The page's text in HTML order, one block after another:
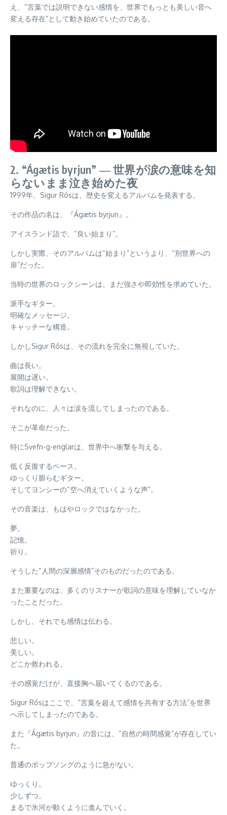
え、“言葉では説明できない感情を、世界でもっとも美しい音へ
変える存在”として動き始めていたのである。
2. “Ágætis byrjun” ― 世界が涙の意味を知
らないまま泣き始めた夜
1999年、Sigur Rósは、歴史を変えるアルバムを発表する。
その作品の名は、『Ágætis byrjun』。
アイスランド語で、“良い始まり”。
しかし実際、そのアルバムは“始まり”というより、“別世界への
扉”だった。
当時の世界のロックシーンは、まだ強さや即効性を求めていた。
派手なギター。
明確なメッセージ。
キャッチーな構造。
しかしSigur Rósは、その流れを完全に無視していた。
曲は長い。
展開は遅い。
歌詞は理解できない。
それなのに、人々は涙を流してしまったのである。
そこが革命だった。
特にSvefn-g-englarは、世界中へ衝撃を与える。
低く反復するベース。
ゆっくり膨らむギター。
そしてヨンシーの“空へ消えていくような声”。
その音楽は、もはやロックではなかった。
夢。
記憶。
祈り。
そうした“人間の深層感情”そのものだったのである。
また重要なのは、多くのリスナーが歌詞の意味を理解していなか
ったことだった。
しかし、それでも感情は伝わる。
悲しい。
美しい。
どこか救われる。
その感覚だけが、直接胸へ届いてくるのである。
Sigur Rósはここで、“言葉を超えて感情を共有する方法”を世界
へ示してしまったのである。
また『Ágætis byrjun』の音には、“自然の時間感覚”が存在してい
た。
普通のポップソングのように急がない。
ゆっくり。
少しずつ。
まるで氷河が動くように進んでいく。